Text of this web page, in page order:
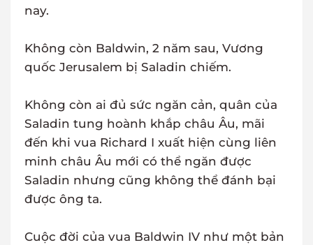
nay.
Không còn Baldwin, 2 năm sau, Vương
quốc Jerusalem bị Saladin chiếm.
Không còn ai đủ sức ngăn cản, quân của
Saladin tung hoành khắp châu Âu, mãi
đến khi vua Richard I xuất hiện cùng liên
minh châu Âu mới có thể ngăn được
Saladin nhưng cũng không thể đánh bại
được ông ta.
Cuộc đời của vua Baldwin IV như một bản